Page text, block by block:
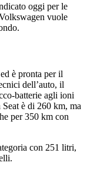
oggi per le
vuole
è pronta per il
dell’auto, il
batterie agli ioni
è di 260 km, ma
per 350 km con
con 251 litri,